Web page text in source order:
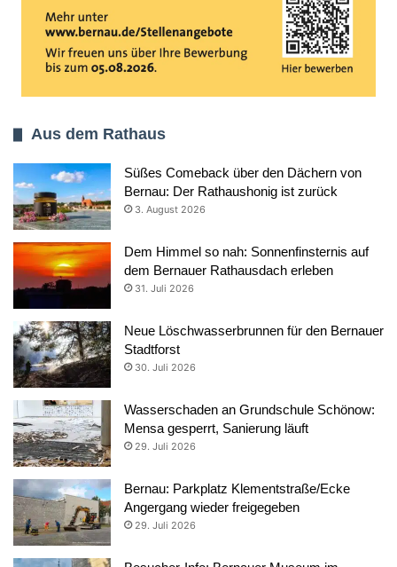
Aus dem Rathaus
Süßes Comeback über den Dächern von
Bernau: Der Rathaushonig ist zurück
3. August 2026
Dem Himmel so nah: Sonnenfinsternis auf
dem Bernauer Rathausdach erleben
31. Juli 2026
Neue Löschwasserbrunnen für den Bernauer
Stadtforst
30. Juli 2026
Wasserschaden an Grundschule Schönow:
Mensa gesperrt, Sanierung läuft
29. Juli 2026
Bernau: Parkplatz Klementstraße/Ecke
Angergang wieder freigegeben
29. Juli 2026